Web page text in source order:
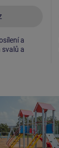
a
svalů a